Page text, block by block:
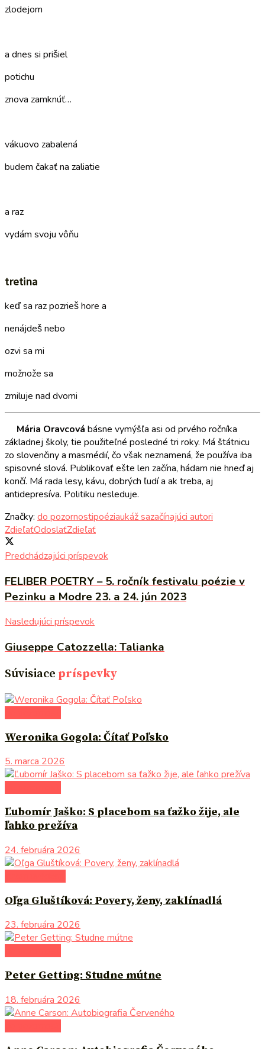
zlodejom
a dnes si prišiel
potichu
znova zamknúť…
vákuovo zabalená
budem čakať na zaliatie
a raz
vydám svoju vôňu
tretina
keď sa raz pozrieš hore a
nenájdeš nebo
ozvi sa mi
možnože sa
zmiluje nad dvomi
Mária Oravcová básne vymýšľa asi od prvého ročníka
základnej školy, tie použiteľné posledné tri roky. Má štátnicu
zo slovenčiny a masmédií, čo však neznamená, že používa iba
spisovné slová. Publikovať ešte len začína, hádam nie hneď aj
končí. Má rada lesy, kávu, dobrých ľudí a ak treba, aj
antidepresíva. Politiku nesleduje.
Značky: do pozornostipoéziaukáž sazačínajúci autori
ZdieľaťOdoslaťZdieľať
Predchádzajúci príspevok
FELIBER POETRY – 5. ročník festivalu poézie v
Pezinku a Modre 23. a 24. jún 2023
Nasledujúci príspevok
Giuseppe Catozzella: Talianka
Súvisiace príspevky
Weronika Gogola: Čítať Poľsko
5. marca 2026
Ľubomír Jaško: S placebom sa ťažko žije, ale
ľahko prežíva
24. februára 2026
Oľga Gluštíková: Povery, ženy, zaklínadlá
23. februára 2026
Peter Getting: Studne mútne
18. februára 2026